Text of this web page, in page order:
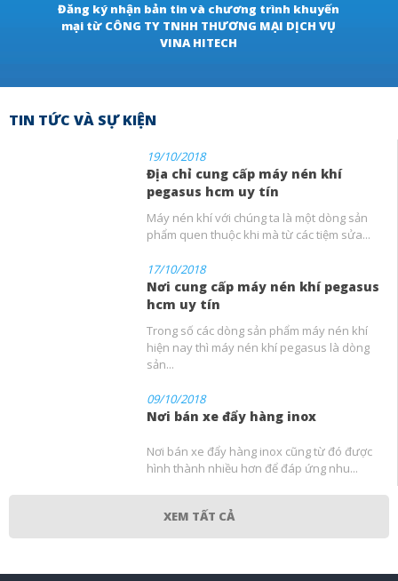
Đăng ký nhận bản tin và chương trình khuyến
mại từ CÔNG TY TNHH THƯƠNG MẠI DỊCH VỤ
VINA HITECH
TIN TỨC VÀ SỰ KIỆN
19/10/2018
Địa chỉ cung cấp máy nén khí
pegasus hcm uy tín
Máy nén khí với chúng ta là một dòng sản
phẩm quen thuộc khi mà từ các tiệm sửa...
17/10/2018
Nơi cung cấp máy nén khí pegasus
hcm uy tín
Trong số các dòng sản phẩm máy nén khí
hiện nay thì máy nén khí pegasus là dòng
sản...
09/10/2018
Nơi bán xe đẩy hàng inox
Nơi bán xe đẩy hàng inox cũng từ đó được
hình thành nhiều hơn để đáp ứng nhu...
XEM TẤT CẢ